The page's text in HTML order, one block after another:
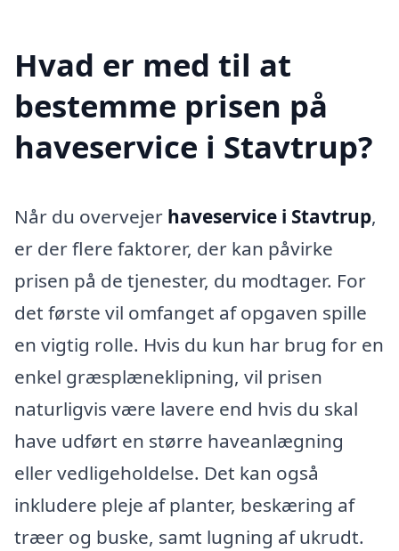
Hvad er med til at
bestemme prisen på
haveservice i Stavtrup?
Når du overvejer haveservice i Stavtrup,
er der flere faktorer, der kan påvirke
prisen på de tjenester, du modtager. For
det første vil omfanget af opgaven spille
en vigtig rolle. Hvis du kun har brug for en
enkel græsplæneklipning, vil prisen
naturligvis være lavere end hvis du skal
have udført en større haveanlægning
eller vedligeholdelse. Det kan også
inkludere pleje af planter, beskæring af
træer og buske, samt lugning af ukrudt.